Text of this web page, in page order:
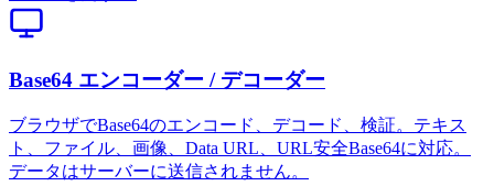
Base64 エンコーダー / デコーダー
ブラウザでBase64のエンコード、デコード、検証。テキス
ト、ファイル、画像、Data URL、URL安全Base64に対応。
データはサーバーに送信されません。